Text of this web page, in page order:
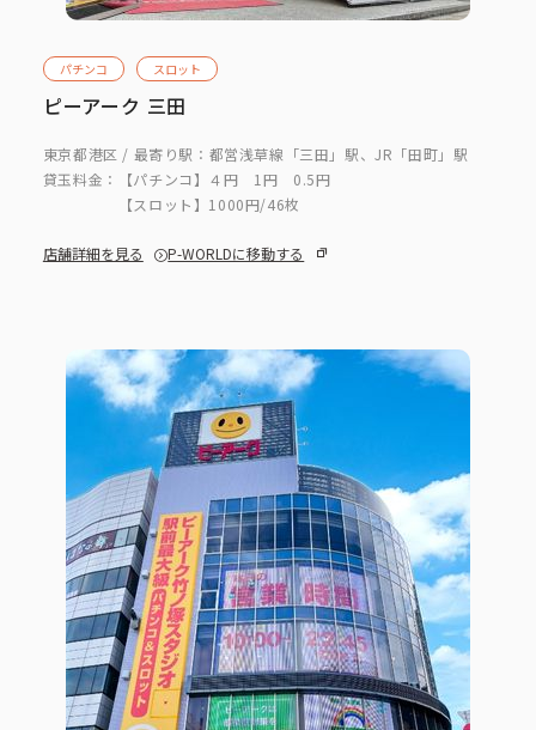
パチンコ スロット
ピーアーク 三田
東京都港区 / 最寄り駅：都営浅草線「三田」駅、JR「田町」駅
貸玉料金：
【パチンコ】４円 1円 0.5円
【スロット】1000円/46枚
店舗詳細を見る P-WORLDに移動する